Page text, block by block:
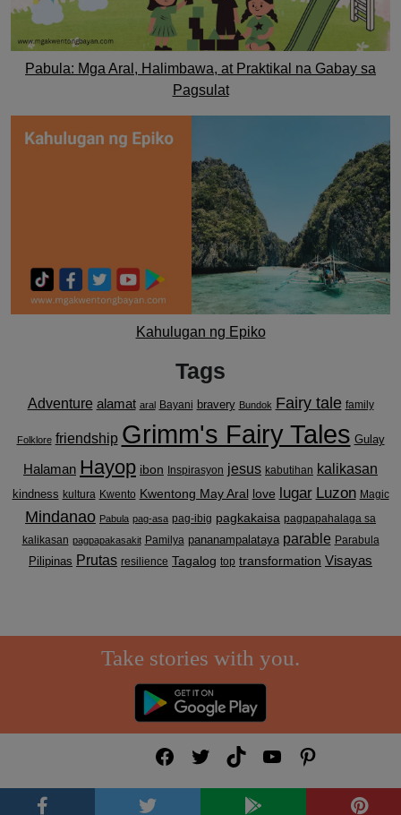
Pabula: Mga Aral, Halimbawa, at Praktikal na Gabay sa
Pagsulat
Kahulugan ng Epiko
Tags
Adventure alamat aral Bayani bravery Bundok Fairy tale family
Folklore friendship Grimm's Fairy Tales Gulay
Halaman Hayop ibon Inspirasyon jesus kabutihan kalikasan
kindness kultura Kwento Kwentong May Aral love lugar Luzon Magic
Mindanao Pabula pag-asa pag-ibig pagkakaisa pagpapahalaga sa
kalikasan pagpapakasakit Pamilya pananampalataya parable Parabula
Pilipinas Prutas resilience Tagalog top transformation Visayas
Take stories with you.
Facebook
Twitter TikTok YouTube
HOME
Terms & Conditions